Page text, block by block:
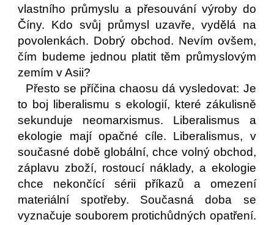
vlastního průmyslu a přesouvání výroby do
Číny. Kdo svůj průmysl uzavře, vydělá na
povolenkách. Dobrý obchod. Nevím ovšem,
čím budeme jednou platit těm průmyslovým
zemím v Asii?
Přesto se příčina chaosu dá vysledovat: Je
to boj liberalismu s ekologií, které zákulisně
sekunduje neomarxismus. Liberalismus a
ekologie mají opačné cíle. Liberalismus, v
současné době globální, chce volný obchod,
záplavu zboží, rostoucí náklady, a ekologie
chce nekončící sérii příkazů a omezení
materiální spotřeby. Současná doba se
vyznačuje souborem protichůdných opatření.